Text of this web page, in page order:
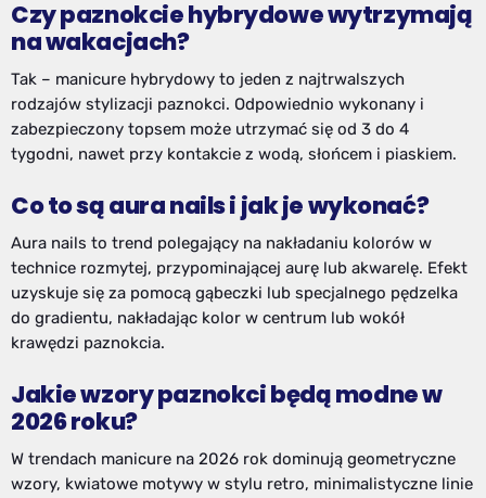
Czy paznokcie hybrydowe wytrzymają
na wakacjach?
Tak – manicure hybrydowy to jeden z najtrwalszych
rodzajów stylizacji paznokci. Odpowiednio wykonany i
zabezpieczony topsem może utrzymać się od 3 do 4
tygodni, nawet przy kontakcie z wodą, słońcem i piaskiem.
Co to są aura nails i jak je wykonać?
Aura nails to trend polegający na nakładaniu kolorów w
technice rozmytej, przypominającej aurę lub akwarelę. Efekt
uzyskuje się za pomocą gąbeczki lub specjalnego pędzelka
do gradientu, nakładając kolor w centrum lub wokół
krawędzi paznokcia.
Jakie wzory paznokci będą modne w
2026 roku?
W trendach manicure na 2026 rok dominują geometryczne
wzory, kwiatowe motywy w stylu retro, minimalistyczne linie